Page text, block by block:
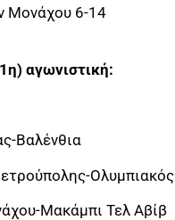
Μονάχου 6-14
αγωνιστική:
Βαλένθια
Ολυμπιακός
Μακάμπι Τελ Αβίβ